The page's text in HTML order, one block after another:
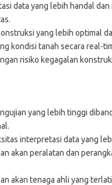
data yang lebih handal dan
yang lebih optimal
kondisi tanah secara real-
risiko kegagalan
yang lebih tinggi
interpretasi data yang
akan peralatan dan
akan tenaga ahli yang